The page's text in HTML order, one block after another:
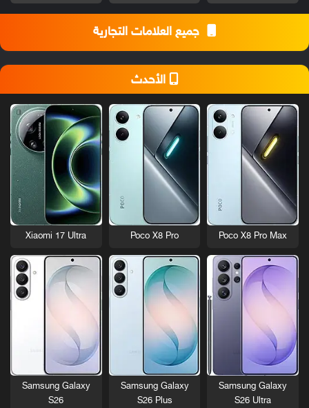
جميع العلامات التجارية
الأحدث
Poco X8 Pro Max
Poco X8 Pro
Xiaomi 17 Ultra
Samsung Galaxy
S26 Ultra
Samsung Galaxy
S26 Plus
Samsung Galaxy
S26